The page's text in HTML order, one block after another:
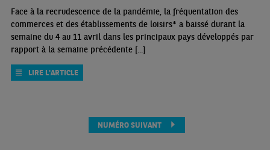
Face à la recrudescence de la pandémie, la fréquentation des
commerces et des établissements de loisirs* a baissé durant la
semaine du 4 au 11 avril dans les principaux pays développés par
rapport à la semaine précédente [...]
LIRE L'ARTICLE
NUMÉRO SUIVANT